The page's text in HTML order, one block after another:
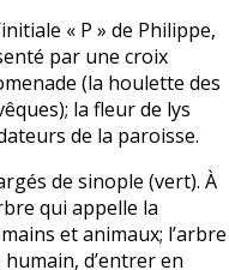
« P » de Philippe,
par une croix
(la houlette des
la fleur de lys
de la paroisse.
de sinople (vert). À
qui appelle la
et animaux; l’arbre
d’entrer en